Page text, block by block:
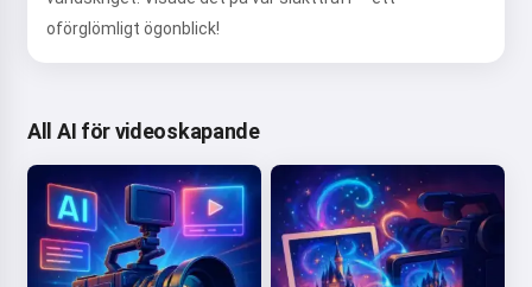
oförglömligt ögonblick!
All AI för videoskapande